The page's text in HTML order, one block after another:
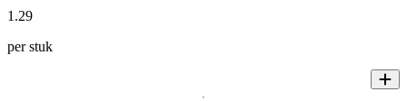
1 .29
per stuk